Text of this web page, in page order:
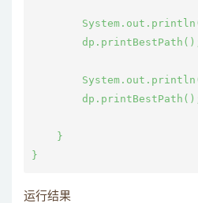
    }
}
运行结果